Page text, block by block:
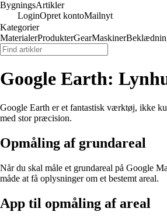
BygningsArtikler
LoginOpret kontoMailnyt
Kategorier
MaterialerProdukterGearMaskiner
Google Earth:
Google Earth er et fantastisk værktøj, ikke
med stor præcision.
Opmåling af grundareal
Når du skal måle et grundareal på Google
måde at få oplysninger om et bestemt areal.
App til opmåling af areal